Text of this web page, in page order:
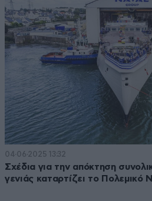
04·06·2025 13:32
Σχέδια για την απόκτηση
γενιάς καταρτίζει το Πολεμικό